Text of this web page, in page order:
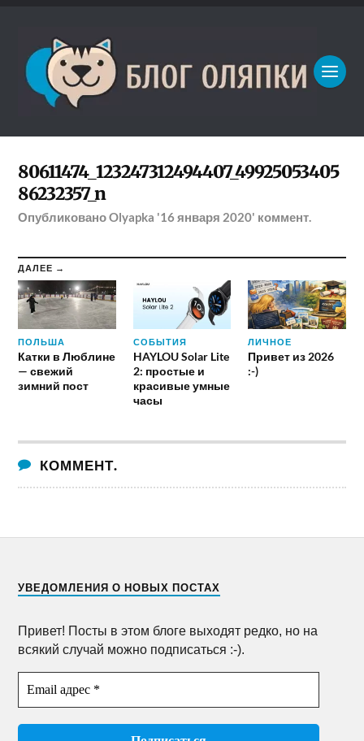
80611474_123247312494407_49925053405
86232357_n
ОпубликованоOlyapka '16 января 2020' коммент.
ДАЛЕЕ →
ПОЛЬША
Катки в Люблине
— свежий
зимний пост
СОБЫТИЯ
HAYLOU Solar Lite
2: простые и
красивые умные
часы
ЛИЧНОЕ
Привет из 2026
:-)
КОММЕНТ.
УВЕДОМЛЕНИЯ О НОВЫХ ПОСТАХ
Привет! Посты в этом блоге выходят редко, но на
всякий случай можно подписаться :-).